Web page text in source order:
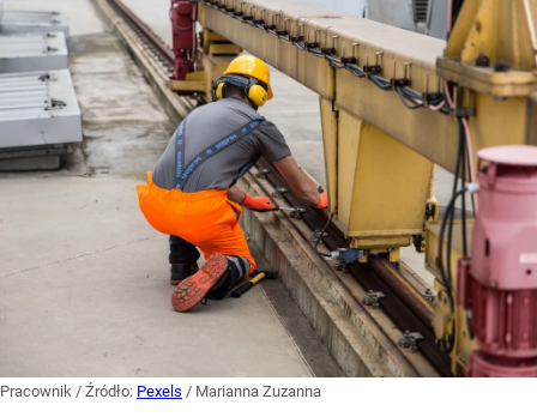
Pracownik / Źródło: Pexels / Marianna Zuzanna